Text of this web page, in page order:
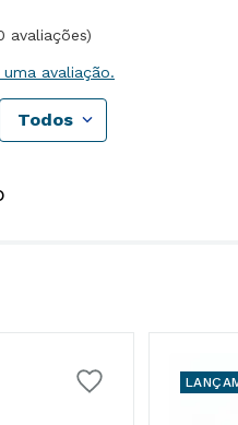
avaliações)
avaliação.
Todos